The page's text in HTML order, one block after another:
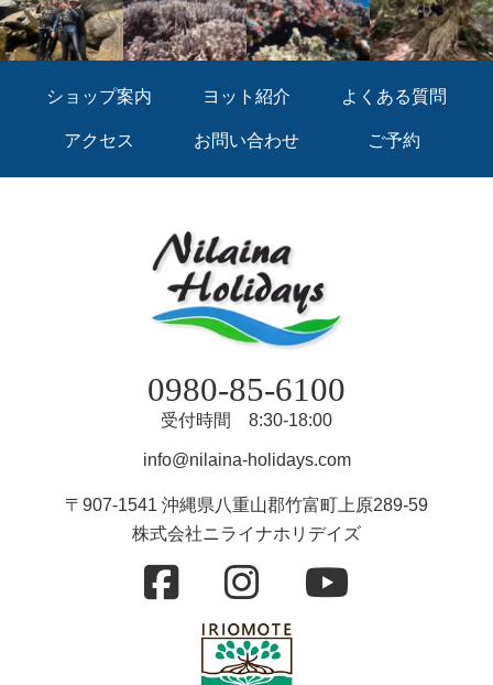
ショップ案内 ヨット紹介 よくある質問
アクセス お問い合わせ ご予約
0980-85-6100
受付時間 8:30-18:00
info@nilaina-holidays.com
〒907-1541 沖縄県八重山郡竹富町上原289-59
株式会社ニライナホリデイズ